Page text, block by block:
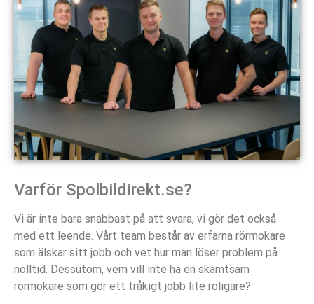
Varför Spolbildirekt.se?
Vi är inte bara snabbast på att svara, vi gör det också
med ett leende. Vårt team består av erfarna rörmokare
som älskar sitt jobb och vet hur man löser problem på
nolltid. Dessutom, vem vill inte ha en skämtsam
rörmokare som gör ett tråkigt jobb lite roligare?